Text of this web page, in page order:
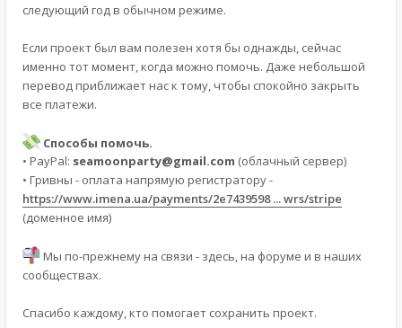
следующий год в обычном режиме.
Если проект был вам полезен хотя бы однажды, сейчас
именно тот момент, когда можно помочь. Даже небольшой
перевод приближает нас к тому, чтобы спокойно закрыть
все платежи.
Способы помочь.
• PayPal: seamoonparty@gmail.com (облачный сервер)
• Гривны - оплата напрямую регистратору -
https://www.imena.ua/payments/2e7439598 ... wrs/stripe
(доменное имя)
Мы по-прежнему на связи - здесь, на форуме и в наших
сообществах.
Спасибо каждому, кто помогает сохранить проект.